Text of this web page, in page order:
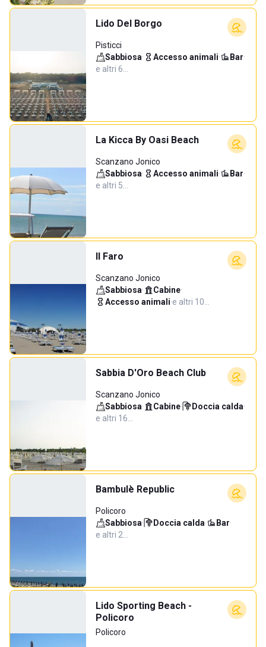
Lido Del Borgo
Pisticci
Sabbiosa· Accesso animali· Bar·
e altri 6…
La Kicca By Oasi Beach
Scanzano Jonico
Sabbiosa· Accesso animali· Bar·
e altri 5…
Il Faro
Scanzano Jonico
Sabbiosa· Cabine·
Accesso animali·e altri 10…
Sabbia D'Oro Beach Club
Scanzano Jonico
Sabbiosa· Cabine· Doccia calda·
e altri 16…
Bambulè Republic
Policoro
Sabbiosa· Doccia calda· Bar·
e altri 2…
Lido Sporting Beach -
Policoro
Policoro